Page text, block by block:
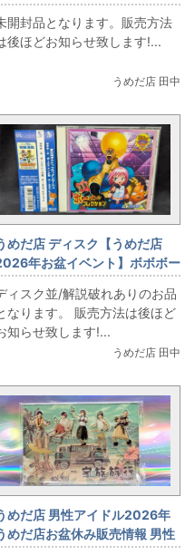
・クローネ/FOCUS ON -
SINGLE
開封品となります。販売方法
後ほどお知らせ致します!...
うめだ店 田中
めだ店 ディスク【うめだ店
年お盆イベント】ボボボー
・ボーボボ ハジけ祭 ボーカル
レクション
ィスク並/解説破れありのお品
なります。 販売方法は後ほど
知らせ致します!...
うめだ店 田中
めだ店 男性アイドル2026年
めだ店お盆休み販売情報 男性